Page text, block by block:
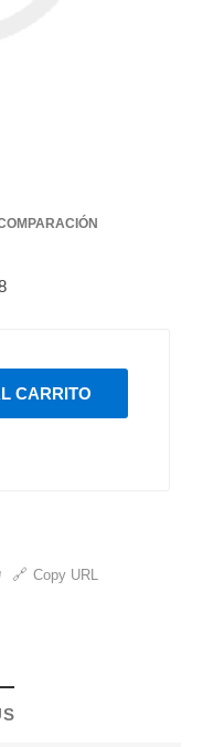
CARRITO
Copy URL